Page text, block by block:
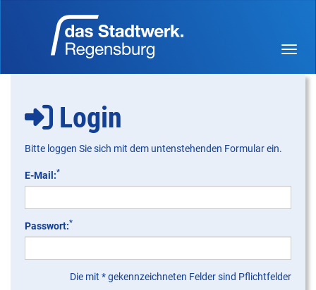
Menü
Login
Bitte loggen Sie sich mit dem untenstehenden Formular ein.
E-Mail:*
Passwort:*
Die mit * gekennzeichneten Felder sind Pflichtfelder